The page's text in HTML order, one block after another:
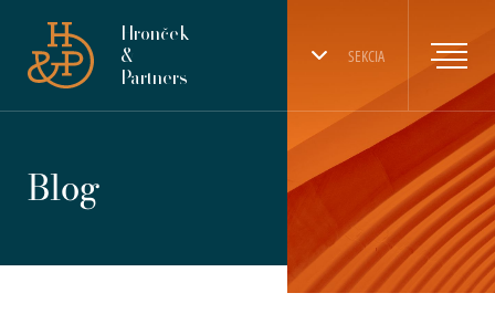
SEKCIA
Hronček
&
Partners
Blog